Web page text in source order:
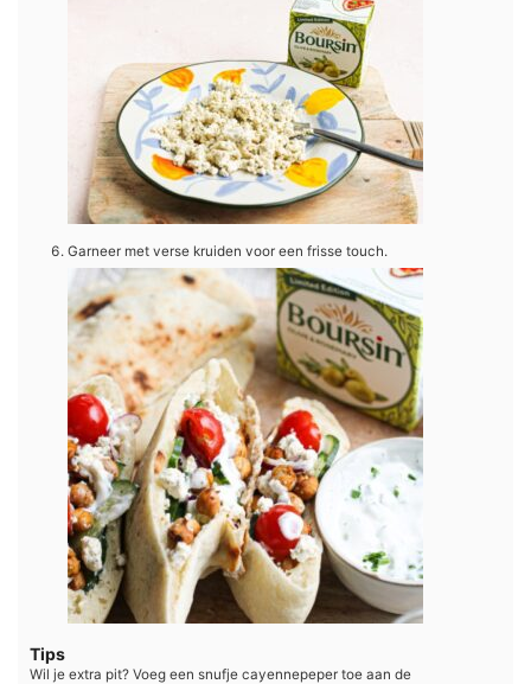
Garneer met verse kruiden voor een frisse touch.
Tips
Wil je extra pit? Voeg een snufje cayennepeper toe aan de